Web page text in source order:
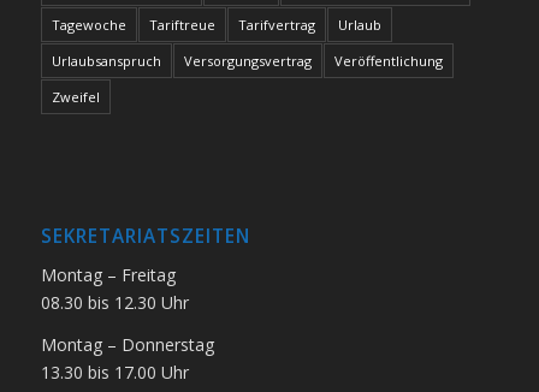
Tagewoche
Tariftreue Tarifvertrag
Urlaub
Urlaubsanspruch
Versorgungsvertrag
Veröffentlichung
Zweifel
SEKRETARIATSZEITEN
Montag – Freitag
08.30 bis 12.30 Uhr
Montag – Donnerstag
13.30 bis 17.00 Uhr